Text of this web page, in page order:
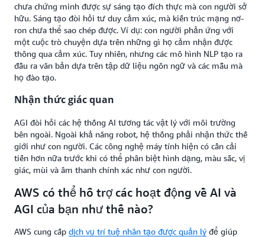
chưa chứng minh được sự sáng tạo đích thực mà con người sở
hữu. Sáng tạo đòi hỏi tư duy cảm xúc, mà kiến trúc mạng nơ-
ron chưa thể sao chép được. Ví dụ: con người phản ứng với
một cuộc trò chuyện dựa trên những gì họ cảm nhận được
thông qua cảm xúc. Tuy nhiên, nhưng các mô hình NLP tạo ra
đầu ra văn bản dựa trên tập dữ liệu ngôn ngữ và các mẫu mà
họ đào tạo.
Nhận thức giác quan
AGI đòi hỏi các hệ thống AI tương tác vật lý với môi trường
bên ngoài. Ngoài khả năng robot, hệ thống phải nhận thức thế
giới như con người. Các công nghệ máy tính hiện có cần cải
tiến hơn nữa trước khi có thể phân biệt hình dạng, màu sắc, vị
giác, mùi và âm thanh chính xác như con người.
AWS có thể hỗ trợ các hoạt động về AI và
AGI của bạn như thế nào?
AWS cung cấp dịch vụ trí tuệ nhân tạo được quản lý để giúp